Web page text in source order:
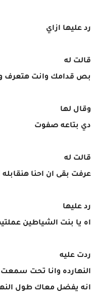
رد عليها ازاي
قالت له
بص قدامك وانت
وقال لها
دي بتاعه صفوت
قالت له
عرفت بقى ان احنا هنقابله
رد عليها
اه يا بنت الشياطين
ردت عليه
النهارده وانا تحت
انه يفضل معاك طول